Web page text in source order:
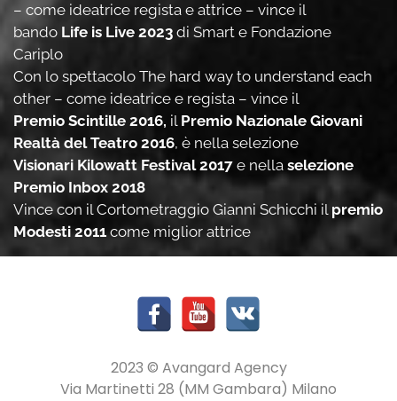
– come ideatrice regista e attrice – vince il
bando Life is Live 2023 di Smart e Fondazione
Cariplo
Con lo spettacolo The hard way to understand each
other – come ideatrice e regista – vince il
Premio Scintille 2016, il Premio Nazionale Giovani
Realtà del Teatro 2016, è nella selezione
Visionari Kilowatt Festival 2017 e nella selezione
Premio Inbox 2018
Vince con il Cortometraggio Gianni Schicchi il premio
Modesti 2011come miglior attrice